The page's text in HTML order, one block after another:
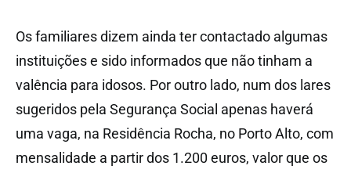
Os familiares dizem ainda ter contactado algumas
instituições e sido informados que não tinham a
valência para idosos. Por outro lado, num dos lares
sugeridos pela Segurança Social apenas haverá
uma vaga, na Residência Rocha, no Porto Alto, com
mensalidade a partir dos 1.200 euros, valor que os